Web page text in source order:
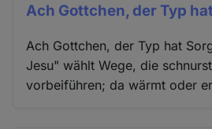
Ach Gottchen, der Typ hat
Ach Gottchen, der Typ hat
Jesu" wählt Wege, die
vorbeiführen; da wärmt oder